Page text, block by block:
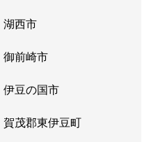
湖西市
御前崎市
伊豆の国市
賀茂郡東伊豆町